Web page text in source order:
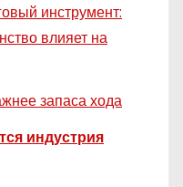
инструмент:
влияет на
запаса хода
индустрия